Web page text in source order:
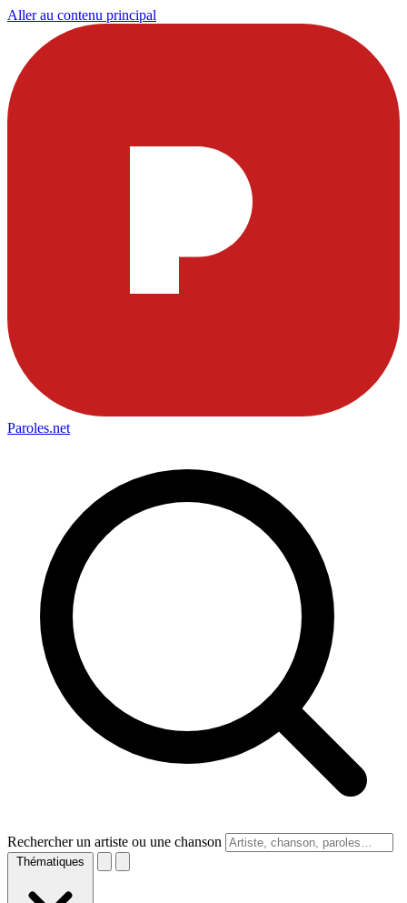
Aller au contenu principal
Paroles.net
Rechercher un artiste ou une chanson
Thématiques